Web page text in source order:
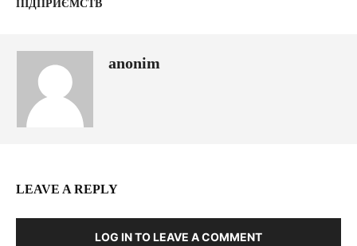
ПІДПРИЄМСТВ
anonim
LEAVE A REPLY
LOG IN TO LEAVE A COMMENT